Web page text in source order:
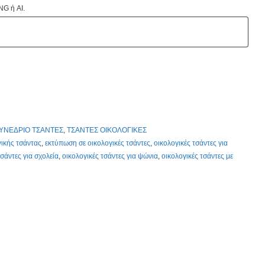
ή AI.
ΤΣΑΝΤΕΣ ,ΤΣΑΝΤΕΣ ΟΙΚΟΛΟΓΙΚΕΣ
τσάντας ,εκτύπωση σε οικολογικές τσάντες ,οικολογικές τσάντες για
για σχολεία ,οικολογικές τσάντες για ψώνια ,οικολογικές τσάντες με